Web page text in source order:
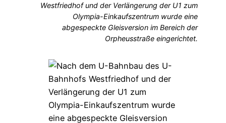
Westfriedhof und der Verlängerung der U1 zum
Olympia-Einkaufszentrum wurde eine
abgespeckte Gleisversion im Bereich der
Orpheusstraße eingerichtet.